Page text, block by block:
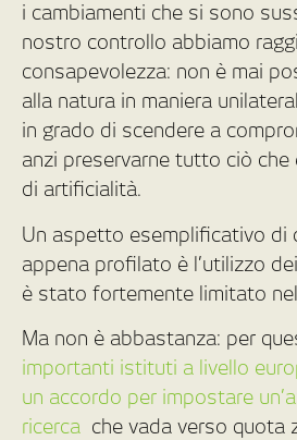
i cambiamenti che si sono
nostro controllo abbiamo
consapevolezza: non è mai
alla natura in maniera
in grado di scendere a
anzi preservarne tutto ciò
di artificialità.
Un aspetto esemplificativo di
appena profilato è l’utilizzo
è stato fortemente limitato
Ma non è abbastanza: per
importanti istituti a livello
un accordo per impostare
ricerca che vada verso quota